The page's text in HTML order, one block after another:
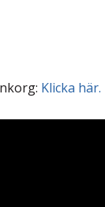
Klicka här.